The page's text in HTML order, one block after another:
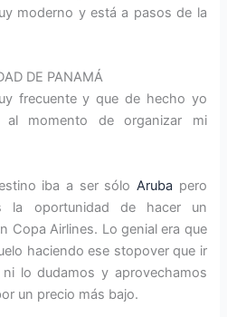
moderno y está a pasos de la
DE PANAMÁ
frecuente y que de hecho yo
momento de organizar mi
iba a ser sólo Aruba pero
la oportunidad de hacer un
Copa Airlines. Lo genial era que
haciendo ese stopover que ir
lo dudamos y aprovechamos
un precio más bajo.